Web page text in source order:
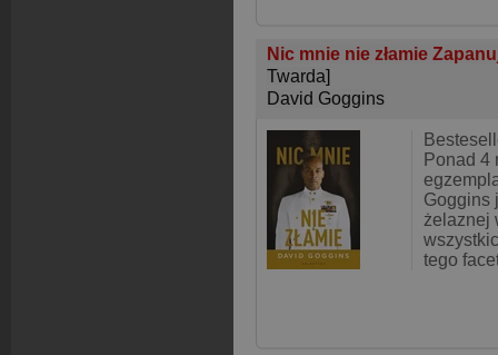
Nic mnie nie złamie
Twarda]
David Goggins
Ponad 4
Goggins
żelaznej
tego